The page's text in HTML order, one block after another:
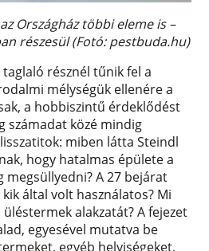
Országház többi eleme is –
részesül (Fotó: pestbuda.hu)
résznél tűnik fel a
mélységük ellenére a
a hobbiszintű érdeklődést
számadat közé mindig
miben látta Steindl
hogy hatalmas épülete a
megsüllyedni? A 27 bejárat
által volt használatos? Mi
alakzatát? A fejezet
egyesével mutatva be
egyéb helyiségeket,